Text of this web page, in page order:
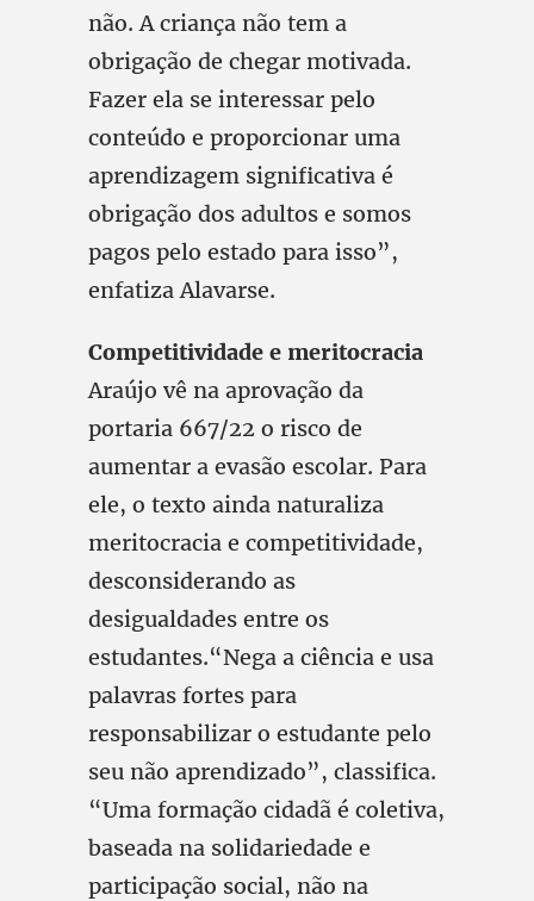
não. A criança não tem a
obrigação de chegar motivada.
Fazer ela se interessar pelo
conteúdo e proporcionar uma
aprendizagem significativa é
obrigação dos adultos e somos
pagos pelo estado para isso”,
enfatiza Alavarse.
Competitividade e meritocracia
Araújo vê na aprovação da
portaria 667/22 o risco de
aumentar a evasão escolar. Para
ele, o texto ainda naturaliza
meritocracia e competitividade,
desconsiderando as
desigualdades entre os
estudantes.“Nega a ciência e usa
palavras fortes para
responsabilizar o estudante pelo
seu não aprendizado”, classifica.
“Uma formação cidadã é coletiva,
baseada na solidariedade e
participação social, não na